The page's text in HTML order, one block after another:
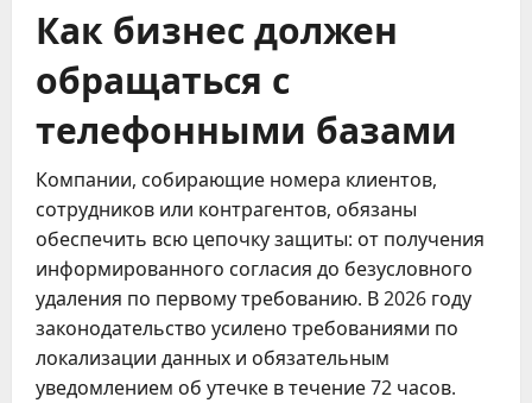
Как бизнес должен
обращаться с
телефонными базами
Компании, собирающие номера клиентов,
сотрудников или контрагентов, обязаны
обеспечить всю цепочку защиты: от получения
информированного согласия до безусловного
удаления по первому требованию. В 2026 году
законодательство усилено требованиями по
локализации данных и обязательным
уведомлением об утечке в течение 72 часов.